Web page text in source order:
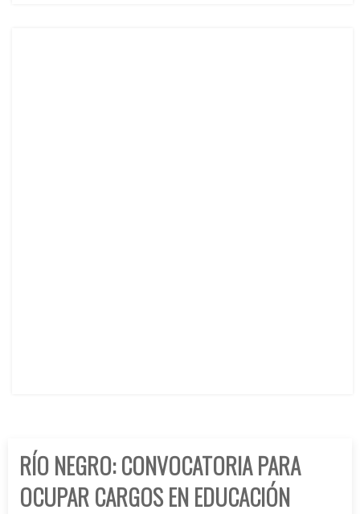
RÍO NEGRO: CONVOCATORIA PARA
OCUPAR CARGOS EN EDUCACIÓN